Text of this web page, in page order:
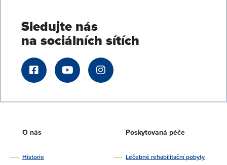
Sledujte nás
na sociálních sítích
O nás
Historie
Poskytovaná péče
Léčebně rehabilitační pobyty